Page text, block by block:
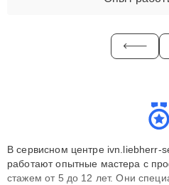
В сервисном центре ivn.liebherr-
работают опытные мастера с
стажем от 5 до 12 лет. Они